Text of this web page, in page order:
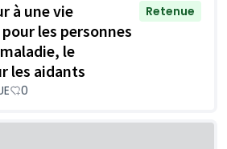
à une vie
les personnes
le
les aidants
Retenue
0